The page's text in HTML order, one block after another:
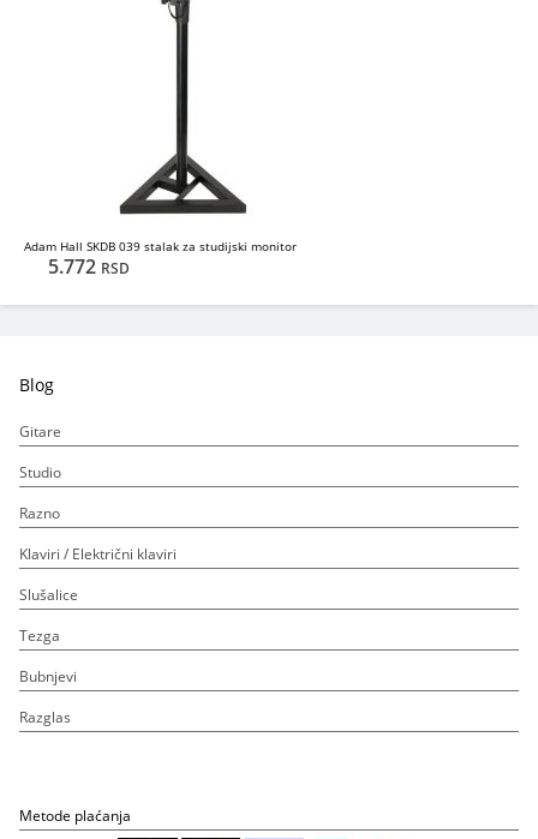
Adam Hall SKDB 039 stalak za studijski monitor
5.772 RSD
Blog
Gitare
Studio
Razno
Klaviri / Električni klaviri
Slušalice
Tezga
Bubnjevi
Razglas
Metode plaćanja